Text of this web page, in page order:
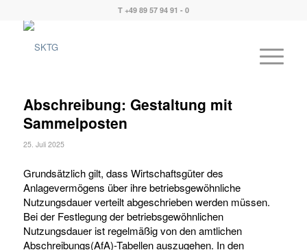
T +49 89 57 94 91 - 0
Abschreibung: Gestaltung mit
Sammelposten
25. Juli 2025
Grundsätzlich gilt, dass Wirtschaftsgüter des
Anlagevermögens über ihre betriebsgewöhnliche
Nutzungsdauer verteilt abgeschrieben werden müssen.
Bei der Festlegung der betriebsgewöhnlichen
Nutzungsdauer ist regelmäßig von den amtlichen
Abschreibungs(AfA)-Tabellen auszugehen. In den